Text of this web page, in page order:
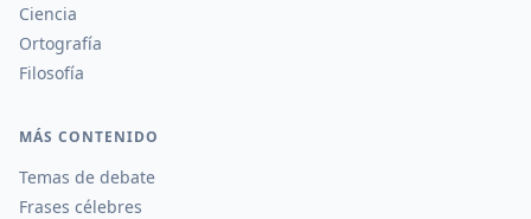
Ciencia
Ortografía
Filosofía
MÁS CONTENIDO
Temas de debate
Frases célebres